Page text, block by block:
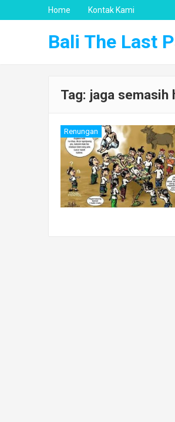
Home Kontak Kami
Bali The Last
Tag: jaga semasih
Renungan